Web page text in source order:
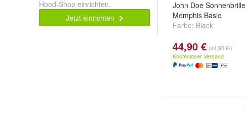
Hood-Shop einrichten.
Jetzt einrichten
John Doe Sonnenbrille
Memphis Basic
Farbe: Black
44,90 € (44,90 €/)
Kostenloser Versand